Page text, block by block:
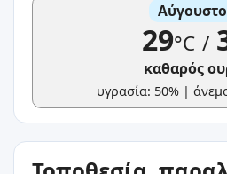
29°C /
καθαρός
υγρασία: 50% |